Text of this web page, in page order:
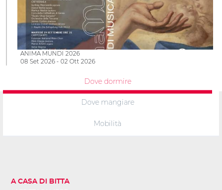
ANIMA MUNDI 2026
08 Set 2026 - 02 Ott 2026
Dove dormire
Dove mangiare
Mobilità
A CASA DI BITTA